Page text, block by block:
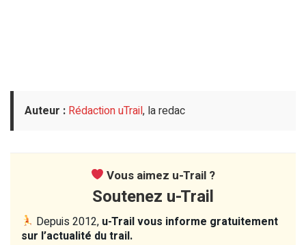
Auteur : Rédaction uTrail, la redac
Vous aimez u-Trail ?
Soutenez u-Trail
Depuis 2012, u-Trail vous informe gratuitement
sur l’actualité du trail.